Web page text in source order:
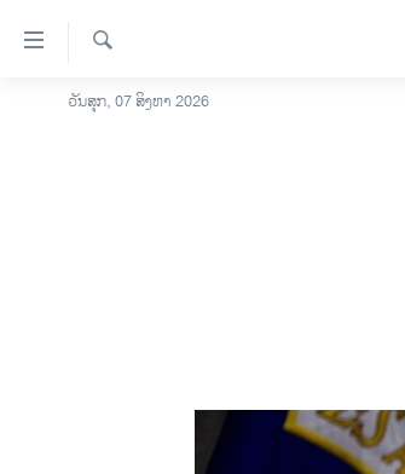
ລິ້ງ
ສຳຫລັບ
ໂຮມເພຈ
ອິດສະຫຼະພາບດ້ານການຂ່າວ
ຄົ້ນຫາ
ວັນສຸກ, 07 ສິງຫາ 2026